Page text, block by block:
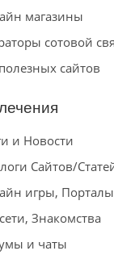
магазины
сотовой
сайтов
и Новости
Сайтов/
игры,
Знакомства
и чаты